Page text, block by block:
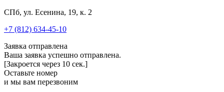
СПб, ул. Есенина, 19, к. 2
+7 (812) 634-45-10
Заявка отправлена
Ваша заявка успешно отправлена.
[Закроется через 10 сек.]
Оставьте номер
и мы вам перезвоним